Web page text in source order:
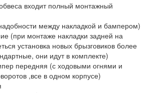
входит полный монтажный
между накладкой и бампером)
(при монтаже накладки задней на
установка новых брызговиков более
они идут в комплекте)
передняя (с ходовыми огнями и
,все в одном корпусе)